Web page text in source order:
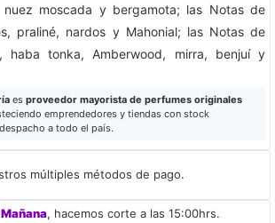
nuez moscada y bergamota; las Notas de
praliné, nardos y Mahonial; las Notas de
haba tonka, Amberwood, mirra, benjuí y
es proveedor mayorista de perfumes originales
emprendedores y tiendas con stock
a todo el país.
múltiples métodos de pago.
Mañana, hacemos corte a las 15:00hrs.